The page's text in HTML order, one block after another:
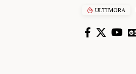
ULTIMORA